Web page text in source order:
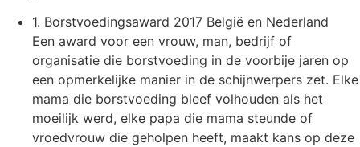
1. Borstvoedingsaward 2017 België en Nederland
Een award voor een vrouw, man, bedrijf of
organisatie die borstvoeding in de voorbije jaren op
een opmerkelijke manier in de schijnwerpers zet. Elke
mama die borstvoeding bleef volhouden als het
moeilijk werd, elke papa die mama steunde of
vroedvrouw die geholpen heeft, maakt kans op deze